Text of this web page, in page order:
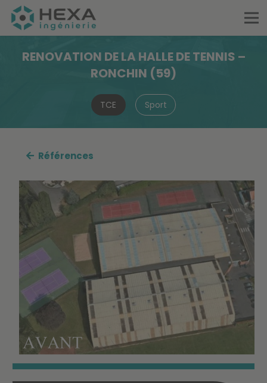
RENOVATION DE LA HALLE DE TENNIS –
RONCHIN (59)
TCE Sport
Références